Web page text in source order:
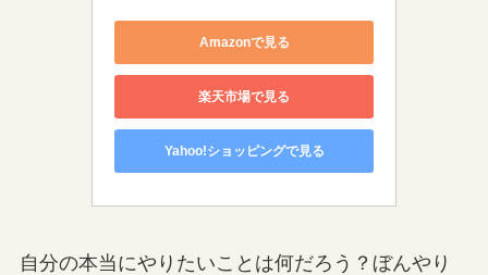
Amazonで見る
楽天市場で見る
Yahoo!ショッピングで見る
自分の本当にやりたいことは何だろう？ぼんやり